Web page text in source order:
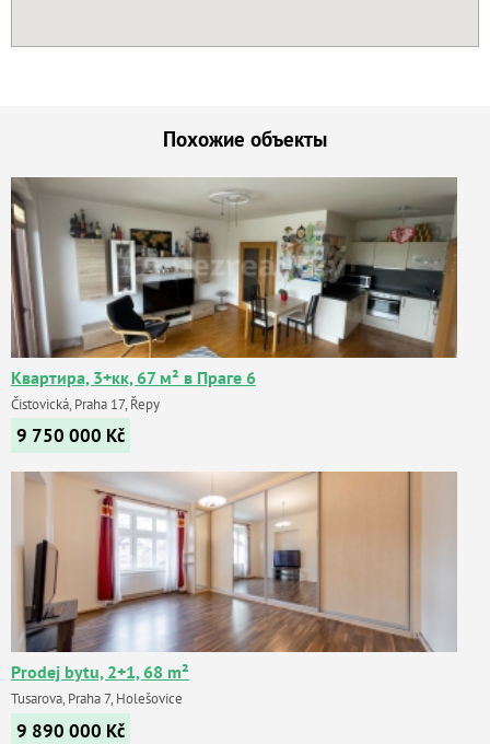
Похожие объекты
Квартира, 3+кк, 67 м² в Праге 6
Čistovická, Praha 17, Řepy
9 750 000 Kč
Prodej bytu, 2+1, 68 m²
Tusarova, Praha 7, Holešovice
9 890 000 Kč